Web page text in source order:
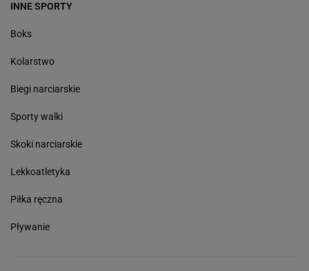
INNE SPORTY
Boks
Kolarstwo
Biegi narciarskie
Sporty walki
Skoki narciarskie
Lekkoatletyka
Piłka ręczna
Pływanie